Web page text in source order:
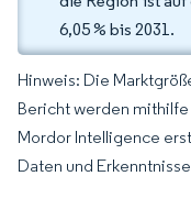
6,05 % bis 2031.
Hinweis: Die
Bericht werden
Mordor Intelligence
Daten und